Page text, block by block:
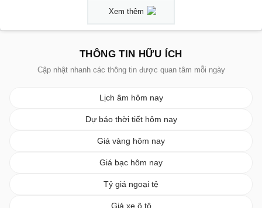
Xem thêm
THÔNG TIN HỮU ÍCH
Cập nhật nhanh các thông tin được quan tâm mỗi ngày
Lịch âm hôm nay
Dự báo thời tiết hôm nay
Giá vàng hôm nay
Giá bạc hôm nay
Tỷ giá ngoại tệ
Giá xe ô tô